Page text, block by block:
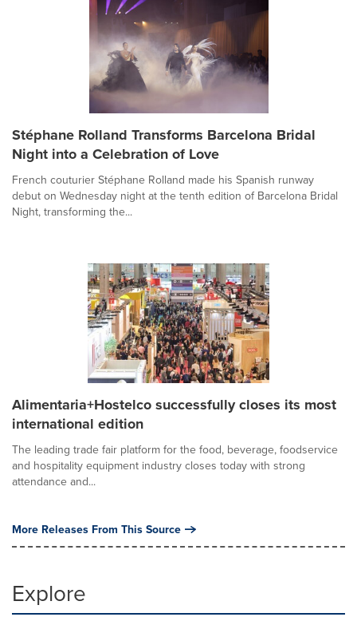
Stéphane Rolland Transforms Barcelona Bridal
Night into a Celebration of Love
French couturier Stéphane Rolland made his Spanish runway
debut on Wednesday night at the tenth edition of Barcelona Bridal
Night, transforming the...
Alimentaria+Hostelco successfully closes its most
international edition
The leading trade fair platform for the food, beverage, foodservice
and hospitality equipment industry closes today with strong
attendance and...
More Releases From This Source
Explore